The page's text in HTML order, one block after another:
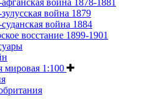
война 1878-1881
война 1879
война 1884
восстание 1899-1901
мировая 1:100